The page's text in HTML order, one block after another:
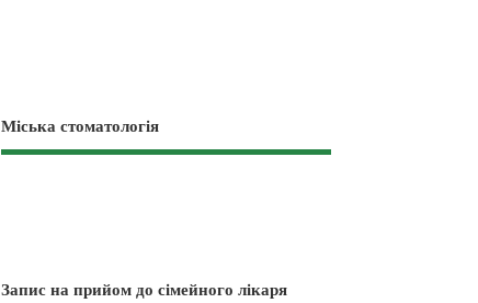
Міська стоматологія
Запис на прийом до сімейного лікаря